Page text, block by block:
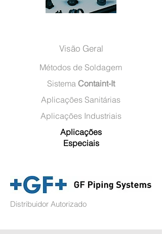
Visão Geral
Métodos de Soldagem
Sistema Containt-It
Aplicações Sanitárias
Aplicações Industriais
Aplicações
Especiais
Distribuidor Autorizado